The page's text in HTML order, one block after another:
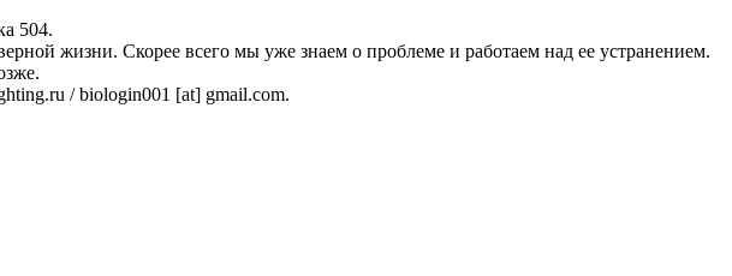
504.
жизни. Скорее всего мы уже знаем о проблеме и работаем над ее устранением.
/ biologin001 [at] gmail.com.